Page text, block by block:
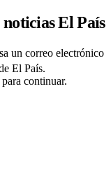
El País
un correo electrónico
El País.
continuar.